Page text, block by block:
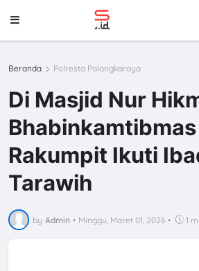
Beranda Polresta Palangkaraya
Di Masjid Nur
Rakumpit Ikuti
Tarawih
by Admin • Minggu, Maret 01, 2026 • 1